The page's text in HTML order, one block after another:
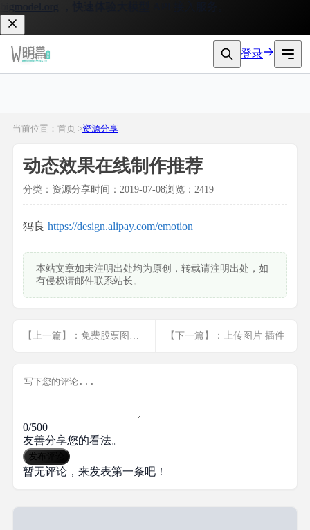
登录
当前位置：首页 >资源分享
动态效果在线制作推荐
分类：资源分享时间：2019-07-08浏览：2419
犸良 https://design.alipay.com/emotion
本站文章如未注明出处均为原创，转载请注明出处，如
有侵权请邮件联系站长。
【上一篇】：免费股票图表插件 【下一篇】：上传图片 插件
0/500
友善分享您的看法。
发布评论
暂无评论，来发表第一条吧！